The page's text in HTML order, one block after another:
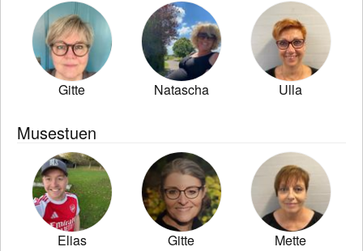
Gitte Natascha Ulla
Musestuen
Elias Gitte Mette